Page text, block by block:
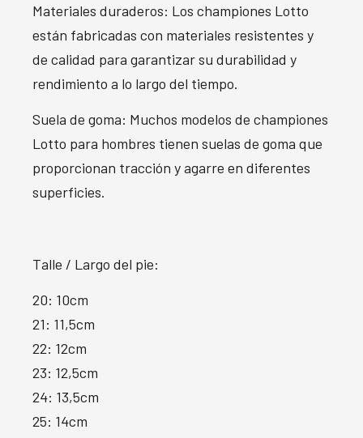
Materiales duraderos: Los championes Lotto
están fabricadas con materiales resistentes y
de calidad para garantizar su durabilidad y
rendimiento a lo largo del tiempo.
Suela de goma: Muchos modelos de championes
Lotto para hombres tienen suelas de goma que
proporcionan tracción y agarre en diferentes
superficies.
Talle / Largo del pie:
20: 10cm
21: 11,5cm
22: 12cm
23: 12,5cm
24: 13,5cm
25: 14cm